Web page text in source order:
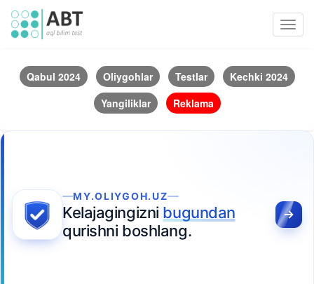
Qabul 2024 Oliygohlar Testlar
Kechki 2024
Yangiliklar
Reklama
MY.OLIYGOH.UZ
Kelajagingizni bugundan
qurishni boshlang.